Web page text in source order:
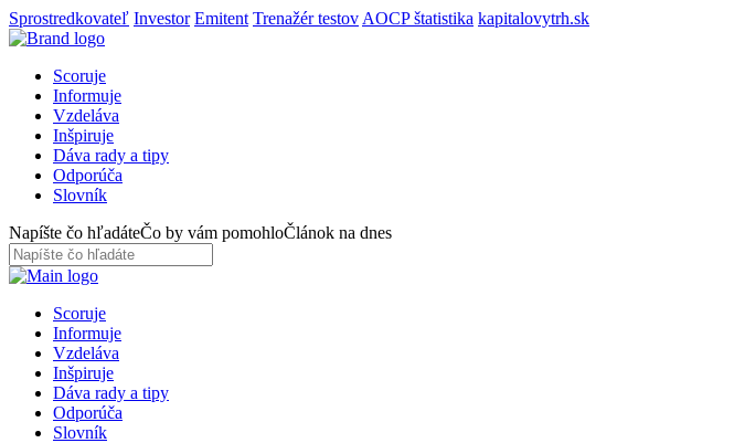
Sprostredkovateľ Investor Emitent Trenažér testov AOCP štatistika kapitalovytrh.sk
Scoruje
Informuje
Vzdeláva
Inšpiruje
Dáva rady a tipy
Odporúča
Slovník
Napíšte čo hľadáteČo by vám pomohloČlánok na dnes
Scoruje
Informuje
Vzdeláva
Inšpiruje
Dáva rady a tipy
Odporúča
Slovník